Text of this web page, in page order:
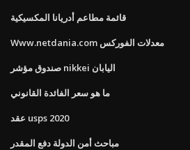
قائمة مطاعم أدريانا المكسيكية
Www.netdania.com معدلات الفوركس
صندوق مؤشر nikkei اليابان
ما هو سعر الفائدة القانوني
عقد usps 2020
مباحث أمن الدولة دفع المقدر